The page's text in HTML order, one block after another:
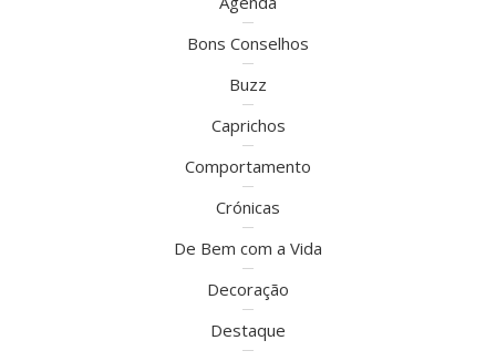
Bons Conselhos
Buzz
Caprichos
Comportamento
Crónicas
De Bem com a Vida
Decoração
Destaque